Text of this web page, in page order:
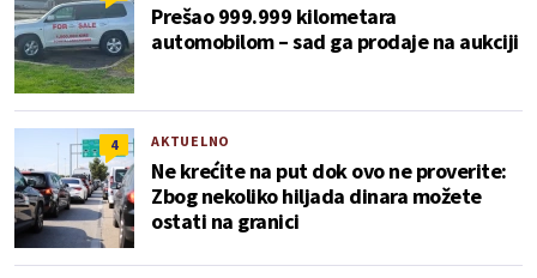
Prešao 999.999 kilometara
automobilom – sad ga prodaje na aukciji
4 AKTUELNO
Ne krećite na put dok ovo ne proverite:
Zbog nekoliko hiljada dinara možete
ostati na granici